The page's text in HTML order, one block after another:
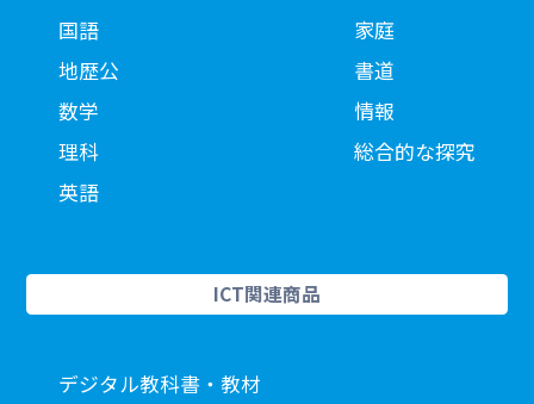
国語
地歴公
数学
理科
英語
家庭
書道
情報
総合的な探究
ICT関連商品
デジタル教科書・教材